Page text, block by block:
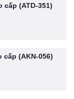
cấp (ATD-351)
(AKN-056)